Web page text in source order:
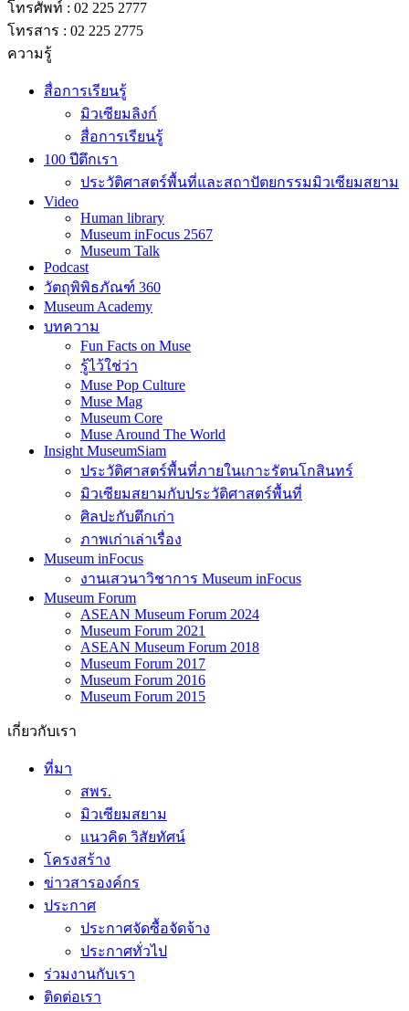
โทรสาร : 02 225 2775
ความรู้
สื่อการเรียนรู้
มิวเซียมลิงก์
สื่อการเรียนรู้
100 ปีตึกเรา
ประวัติศาสตร์พื้นที่และสถาปัตยกรรมมิวเซียมสยาม
Video
Human library
Museum inFocus 2567
Museum Talk
Podcast
วัตถุพิพิธภัณฑ์ 360
Museum Academy
บทความ
Fun Facts on Muse
รู้ไว้ใช่ว่า
Muse Pop Culture
Muse Mag
Museum Core
Muse Around The World
Insight MuseumSiam
ประวัติศาสตร์พื้นที่ภายในเกาะรัตนโกสินทร์
มิวเซียมสยามกับประวัติศาสตร์พื้นที่
ศิลปะกับตึกเก่า
ภาพเก่าเล่าเรื่อง
Museum inFocus
งานเสวนาวิชาการ Museum inFocus
Museum Forum
ASEAN Museum Forum 2024
Museum Forum 2021
ASEAN Museum Forum 2018
Museum Forum 2017
Museum Forum 2016
Museum Forum 2015
มิวเซียมสยาม
แนวคิด วิสัยทัศน์
โครงสร้าง
ข่าวสารองค์กร
ประกาศ
ประกาศจัดซื้อจัดจ้าง
ประกาศทั่วไป
ร่วมงานกับเรา
ติดต่อเรา